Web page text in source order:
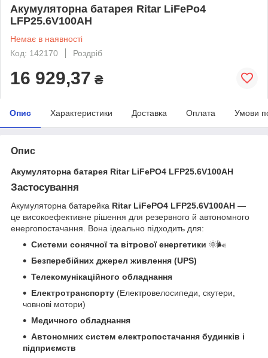
Акумуляторна батарея Ritar LiFePo4
LFP25.6V100AH
Немає в наявності
Код: 142170
Роздріб
16 929,37 ₴
Опис Характеристики Доставка Оплата Умови
Опис
Акумуляторна батарея Ritar LiFePO4 LFP25.6V100AH
Застосування
Акумуляторна батарейка Ritar LiFePO4 LFP25.6V100AH —
це високоефективне рішення для резервного й автономного
енергопостачання. Вона ідеально підходить для:
Системи сонячної та вітрової енергетики 🌞🌬️
Безперебійних джерел живлення (UPS)
Телекомунікаційного обладнання
Електротранспорту (Електровелосипеди, скутери,
човнові мотори)
Медичного обладнання
Автономних систем електропостачання будинків і
підприємств